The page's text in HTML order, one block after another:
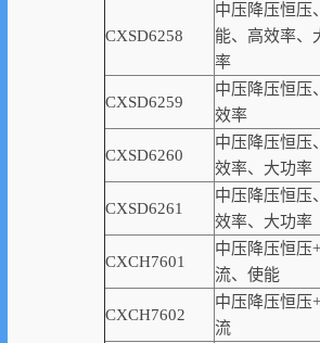
CXSD6258
中压降压恒压
能、高效率、
率
CXSD6259
中压降压恒压
效率
CXSD6260
中压降压恒压
效率、大功率
CXSD6261
中压降压恒压
效率、大功率
CXCH7601
中压降压恒压
流、使能
CXCH7602
中压降压恒压
流